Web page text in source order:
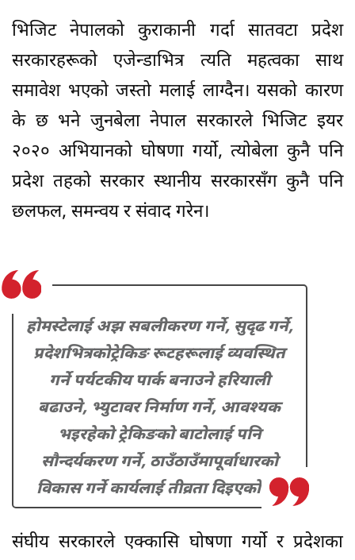
भिजिट नेपालको कुराकानी गर्दा सातवटा प्रदेश
सरकारहरूको एजेन्डाभित्र त्यति महत्वका साथ
समावेश भएको जस्तो मलाई लाग्दैन। यसको कारण
के छ भने जुनबेला नेपाल सरकारले भिजिट इयर
२०२० अभियानको घोषणा गर्यो, त्योबेला कुनै पनि
प्रदेश तहको सरकार स्थानीय सरकारसँग कुनै पनि
छलफल, समन्वय र संवाद गरेन।
होमस्टेलाई अझ सबलीकरण गर्ने, सुदृढ गर्ने,
प्रदेशभित्रकोट्रेकिङ रूटहरूलाई व्यवस्थित
गर्ने पर्यटकीय पार्क बनाउने हरियाली
बढाउने, भ्युटावर निर्माण गर्ने, आवश्यक
भइरहेको ट्रेकिङको बाटोलाई पनि
सौन्दर्यकरण गर्ने, ठाउँठाउँमापूर्वाधारको
विकास गर्ने कार्यलाई तीव्रता दिइएको छ।
संघीय सरकारले एक्कासि घोषणा गर्यो र प्रदेशका